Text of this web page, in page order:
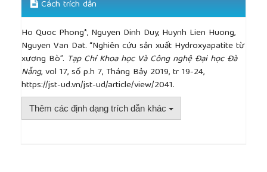
[13]Gergely, G., et al., "Preparation and
characterization of hydroxyapatite from eggshell",
Ceramics International. 36(2)2010: p. 803-806.
[14]Vecchio, K.S., et al., "Conversion of bulk
seashells to biocompatible hydroxyapatite for bone
implants", Acta biomaterialia. 3(6)2007: p. 910-918.
[15] Venkatesan, J. and S.K. Kim, "Effect of
temperature on isolation and characterization of
hydroxyapatite from tuna (Thunnus obesus) bone",
Cách trích dẫn
Ho Quoc Phong*, Nguyen Dinh Duy, Huynh Lien Huong,
Nguyen Van Dat. “Nghiên cứu sản xuất Hydroxyapatite từ
xương Bò”. Tạp Chí Khoa học Và Công nghệ Đại học Đà
Nẵng, vol 17, số p.h 7, Tháng Bảy 2019, tr 19-24,
https://jst-ud.vn/jst-ud/article/view/2041.
Thêm các định dạng trích dẫn khác